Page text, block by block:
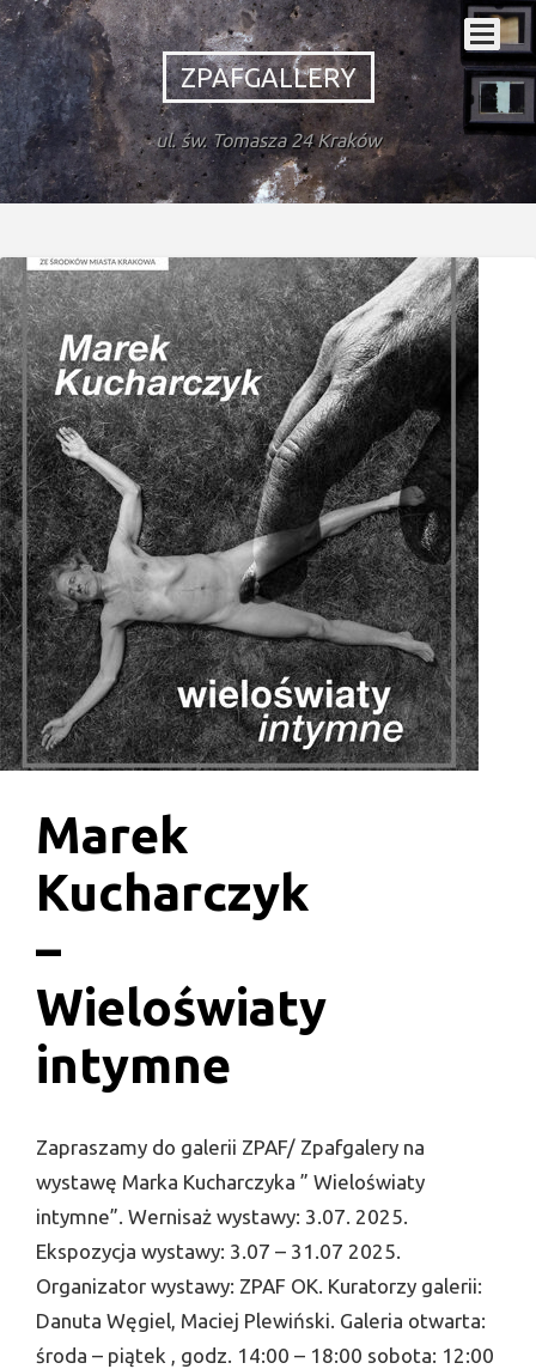
ZPAFGALLERY
ul. św. Tomasza 24 Kraków
Marek
Kucharczyk
–
Wieloświaty
intymne
Zapraszamy do galerii ZPAF/ Zpafgalery na
wystawę Marka Kucharczyka ” Wieloświaty
intymne”. Wernisaż wystawy: 3.07. 2025.
Ekspozycja wystawy: 3.07 – 31.07 2025.
Organizator wystawy: ZPAF OK. Kuratorzy galerii:
Danuta Węgiel, Maciej Plewiński. Galeria otwarta:
środa – piątek , godz. 14:00 – 18:00 sobota: 12:00